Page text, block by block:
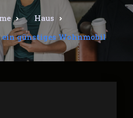
Haus
ein günstiges Wohnmobil